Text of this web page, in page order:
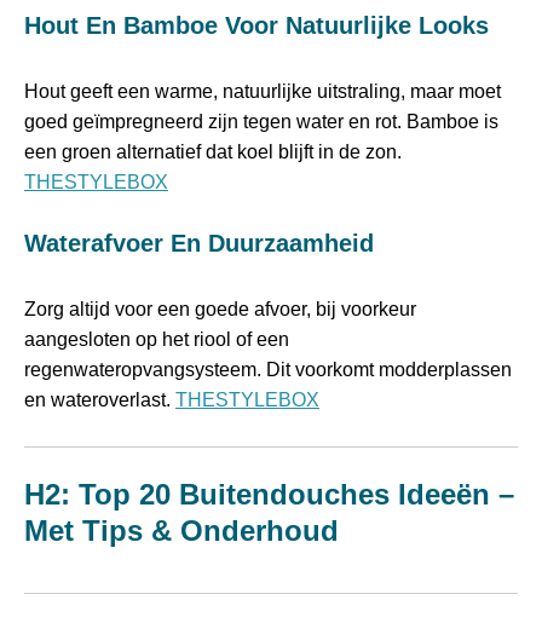
Hout En Bamboe Voor Natuurlijke Looks
Hout geeft een warme, natuurlijke uitstraling, maar moet
goed geïmpregneerd zijn tegen water en rot. Bamboe is
een groen alternatief dat koel blijft in de zon.
THESTYLEBOX
Waterafvoer En Duurzaamheid
Zorg altijd voor een goede afvoer, bij voorkeur
aangesloten op het riool of een
regenwateropvangsysteem. Dit voorkomt modderplassen
en wateroverlast. THESTYLEBOX
H2: Top 20 Buitendouches Ideeën –
Met Tips & Onderhoud